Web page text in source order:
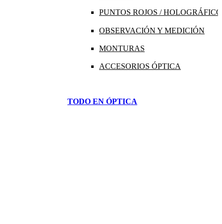
PUNTOS ROJOS /
OBSERVACIÓN Y MEDICIÓN
MONTURAS
ACCESORIOS ÓPTICA
TODO EN ÓPTICA